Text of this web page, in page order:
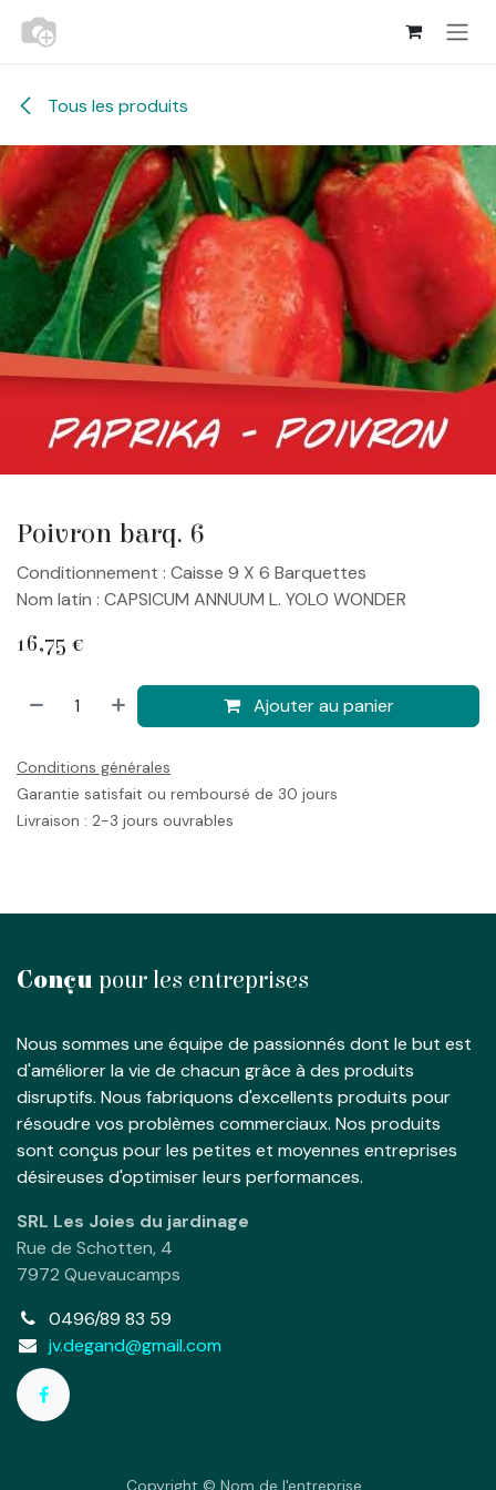
Se rendre au contenu
Tous les produits
Poivron barq. 6
Conditionnement : Caisse 9 X 6 Barquettes
Nom latin : CAPSICUM ANNUUM L. YOLO WONDER
16,75 €
Ajouter au panier
Conditions générales
Garantie satisfait ou remboursé de 30 jours
Livraison : 2-3 jours ouvrables
Conçu pour les entreprises
Nous sommes une équipe de passionnés dont le but est
d'améliorer la vie de chacun grâce à des produits
disruptifs. Nous fabriquons d'excellents produits pour
résoudre vos problèmes commerciaux. Nos produits
sont conçus pour les petites et moyennes entreprises
désireuses d'optimiser leurs performances.
SRL Les Joies du jardinage
Rue de Schotten, 4
7972 Quevaucamps
0496/89 83 59
jv.degand@gmail.com
Copyright © Nom de l'entreprise